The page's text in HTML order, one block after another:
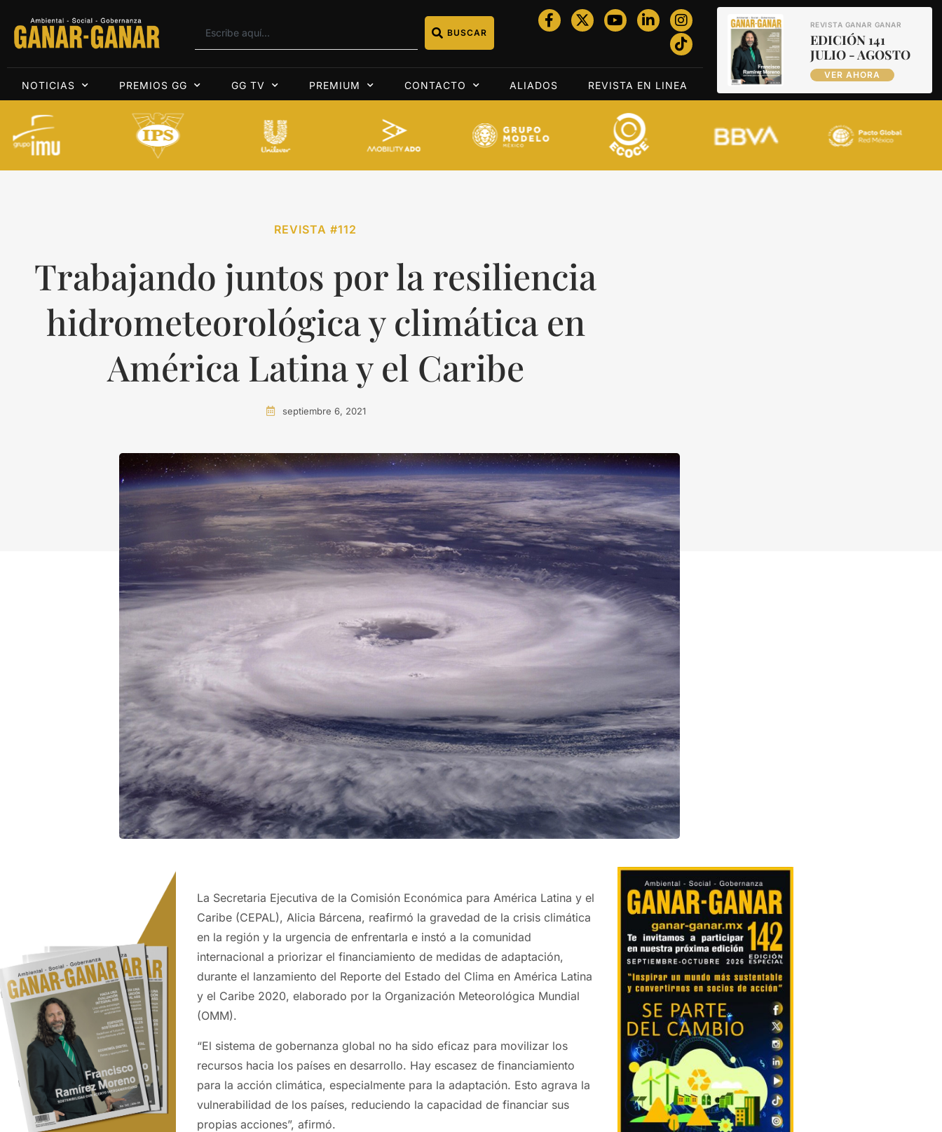
BUSCAR
NOTICIAS PREMIOS GG GG TV PREMIUM CONTACTO ALIADOS REVISTA EN LINEA
REVISTA GANAR GANAR
EDICIÓN 141
JULIO - AGOSTO
VER AHORA
REVISTA #112
Trabajando juntos por la resiliencia
hidrometeorológica y climática en
América Latina y el Caribe
septiembre 6, 2021
La Secretaria Ejecutiva de la Comisión Económica para América Latina y el
Caribe (CEPAL), Alicia Bárcena, reafirmó la gravedad de la crisis climática
en la región y la urgencia de enfrentarla e instó a la comunidad
internacional a priorizar el financiamiento de medidas de adaptación,
durante el lanzamiento del Reporte del Estado del Clima en América Latina
y el Caribe 2020, elaborado por la Organización Meteorológica Mundial
(OMM).
“El sistema de gobernanza global no ha sido eficaz para movilizar los
recursos hacia los países en desarrollo. Hay escasez de financiamiento
para la acción climática, especialmente para la adaptación. Esto agrava la
vulnerabilidad de los países, reduciendo la capacidad de financiar sus
propias acciones”, afirmó.